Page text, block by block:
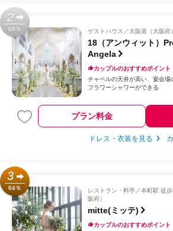
2
68％ ゲストハウス 大阪港（大阪府）
18（アンウィット）
Angela
カップルのおすすめポイント
チャペルの天井が高い
宴会場
フラワーシャワーができる
プラン料金
ドレス・衣装を見る
3
64％ レストラン・料亭
本町駅 徒
阪府）
mitte(ミッテ)
カップルのおすすめポイント